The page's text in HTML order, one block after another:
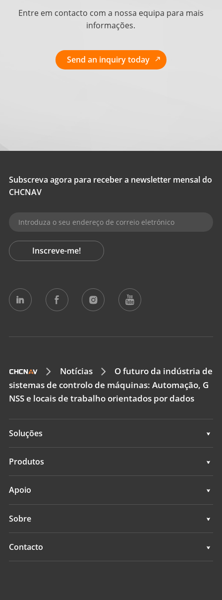
Entre em contacto com a nossa equipa para mais
informações.
Send an inquiry today
Subscreva agora para receber a newsletter mensal do
CHCNAV
Inscreve-me!
Notícias
O futuro da indústria de
sistemas de controlo de máquinas: Automação, G
NSS e locais de trabalho orientados por dados
Soluções
Soluções
Produtos
Sistemas de controlo de máquinas
Todos os produtos
Apoio
Apoio
Sobre
Visão geral
Contacto